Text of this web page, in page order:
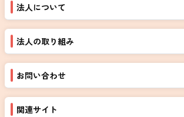
法人について
法人の取り組み
お問い合わせ
関連サイト